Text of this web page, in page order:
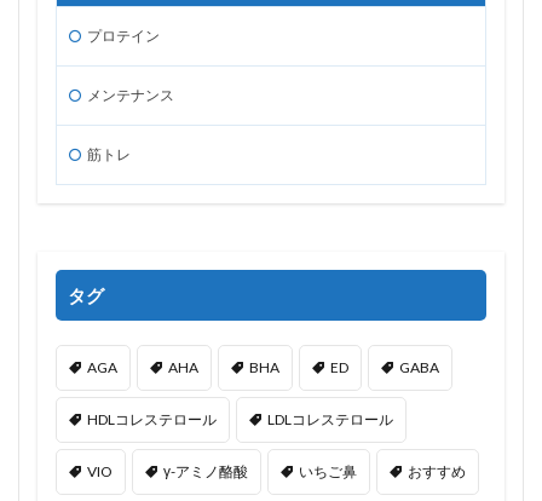
プロテイン
メンテナンス
筋トレ
タグ
AGA AHA BHA ED GABA
HDLコレステロール LDLコレステロール
VIO γ-アミノ酪酸 いちご鼻 おすすめ